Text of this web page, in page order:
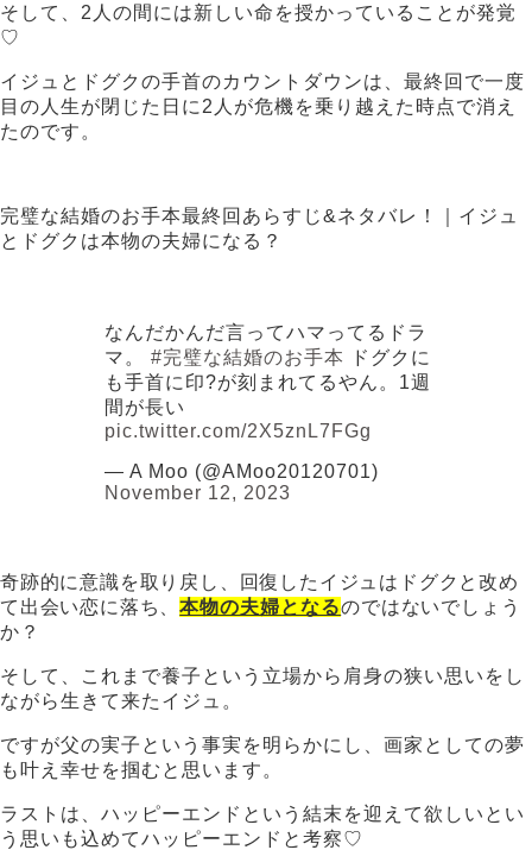
そして、2人の間には新しい命を授かっていることが発覚
♡
イジュとドグクの手首のカウントダウンは、最終回で一度
目の人生が閉じた日に2人が危機を乗り越えた時点で消え
たのです。
完璧な結婚のお手本最終回あらすじ&ネタバレ！｜イジュ
とドグクは本物の夫婦になる？
なんだかんだ言ってハマってるドラ
マ。 #完璧な結婚のお手本
ドグクに
も手首に印?が刻まれてるやん。1週
間が長い
pic.twitter.com/2X5znL7FGg
— A Moo (@AMoo20120701)
November 12, 2023
奇跡的に意識を取り戻し、回復したイジュはドグクと改め
て出会い恋に落ち、本物の夫婦となるのではないでしょう
か？
そして、これまで養子という立場から肩身の狭い思いをし
ながら生きて来たイジュ。
ですが父の実子という事実を明らかにし、画家としての夢
も叶え幸せを掴むと思います。
ラストは、ハッピーエンドという結末を迎えて欲しいとい
う思いも込めてハッピーエンドと考察♡